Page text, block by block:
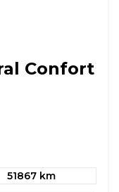
Confort
51867 km